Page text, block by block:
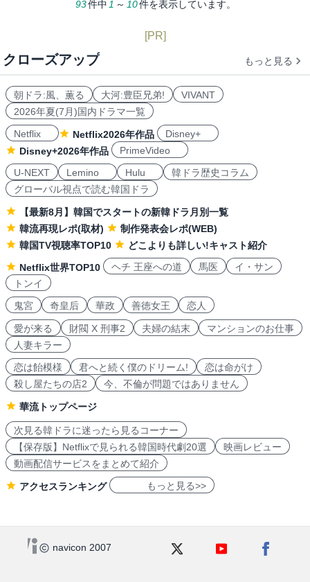
93件中 1 ～ 10件を表示しています。
[PR]
クローズアップ もっと見る
朝ドラ:風、薫る 大河:豊臣兄弟!
VIVANT
2026年夏(7月)国内ドラマ一覧
Netflix
Netflix2026年作品
Disney+
Disney+2026年作品
PrimeVideo
U-NEXT
Lemino Hulu
韓ドラ歴史コラム
グローバル視点で読む韓国ドラ
【最新8月】韓国でスタートの新韓ドラ月別一覧
韓流再現レポ(取材)
制作発表会レポ(WEB)
韓国TV視聴率TOP10
どこよりも詳しい!キャスト紹介
Netflix世界TOP10
ヘチ 王座への道 馬医
イ・サン
トンイ
鬼宮
奇皇后 華政 善徳女王 恋人
愛が来る 財閥 X 刑事2 夫婦の結末
マンションのお仕事
人妻キラー
恋は飴模様
君へと続く僕のドリーム!
恋は命がけ
殺し屋たちの店2
今、不倫が問題ではありません
華流トップページ
次見る韓ドラに迷ったら見るコーナー
【保存版】Netflixで見られる韓国時代劇20選
映画レビュー
動画配信サービスをまとめて紹介
アクセスランキング もっと見る>>
navicon 2007